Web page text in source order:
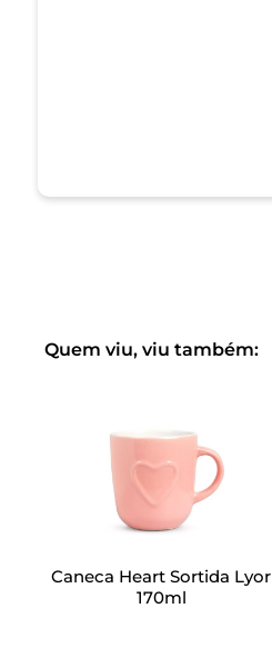
Quem viu, viu também:
Caneca Heart Sortida Lyor
170ml